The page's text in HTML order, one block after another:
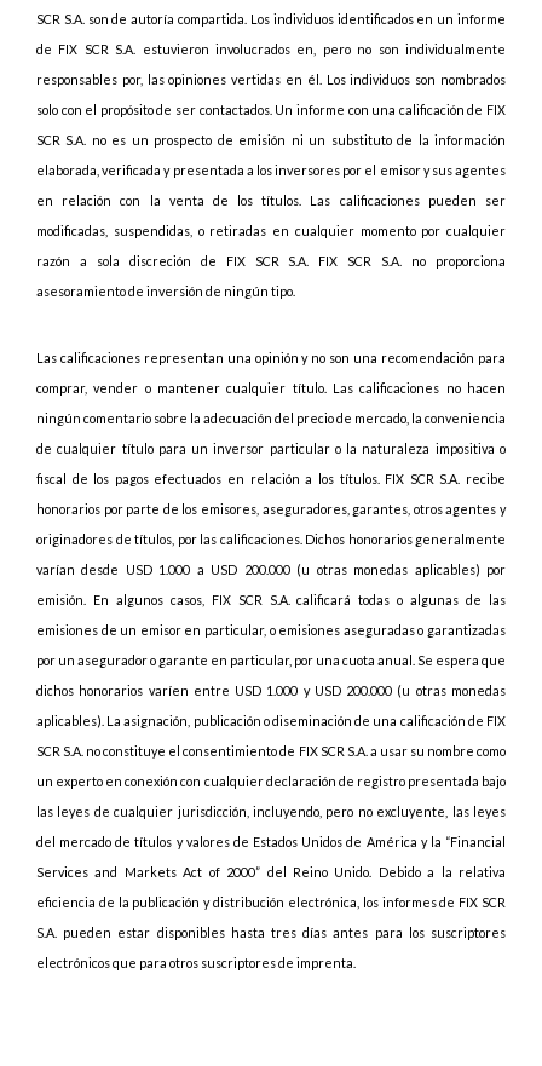
SCR S.A. son de autoría compartida. Los individuos identificados en un informe
de FIX SCR S.A. estuvieron involucrados en, pero no son individualmente
responsables por, las opiniones vertidas en él. Los individuos son nombrados
solo con el propósito de ser contactados. Un informe con una calificación de FIX
SCR S.A. no es un prospecto de emisión ni un substituto de la información
elaborada, verificada y presentada a los inversores por el emisor y sus agentes
en relación con la venta de los títulos. Las calificaciones pueden ser
modificadas, suspendidas, o retiradas en cualquier momento por cualquier
razón a sola discreción de FIX SCR S.A. FIX SCR S.A. no proporciona
asesoramiento de inversión de ningún tipo.
Las calificaciones representan una opinión y no son una recomendación para
comprar, vender o mantener cualquier título. Las calificaciones no hacen
ningún comentario sobre la adecuación del precio de mercado, la conveniencia
de cualquier título para un inversor particular o la naturaleza impositiva o
fiscal de los pagos efectuados en relación a los títulos. FIX SCR S.A. recibe
honorarios por parte de los emisores, aseguradores, garantes, otros agentes y
originadores de títulos, por las calificaciones. Dichos honorarios generalmente
varían desde USD 1.000 a USD 200.000 (u otras monedas aplicables) por
emisión. En algunos casos, FIX SCR S.A. calificará todas o algunas de las
emisiones de un emisor en particular, o emisiones aseguradas o garantizadas
por un asegurador o garante en particular, por una cuota anual. Se espera que
dichos honorarios varíen entre USD 1.000 y USD 200.000 (u otras monedas
aplicables). La asignación, publicación o diseminación de una calificación de FIX
SCR S.A. no constituye el consentimiento de FIX SCR S.A. a usar su nombre como
un experto en conexión con cualquier declaración de registro presentada bajo
las leyes de cualquier jurisdicción, incluyendo, pero no excluyente, las leyes
del mercado de títulos y valores de Estados Unidos de América y la “Financial
Services and Markets Act of 2000” del Reino Unido. Debido a la relativa
eficiencia de la publicación y distribución electrónica, los informes de FIX SCR
S.A. pueden estar disponibles hasta tres días antes para los suscriptores
electrónicos que para otros suscriptores de imprenta.